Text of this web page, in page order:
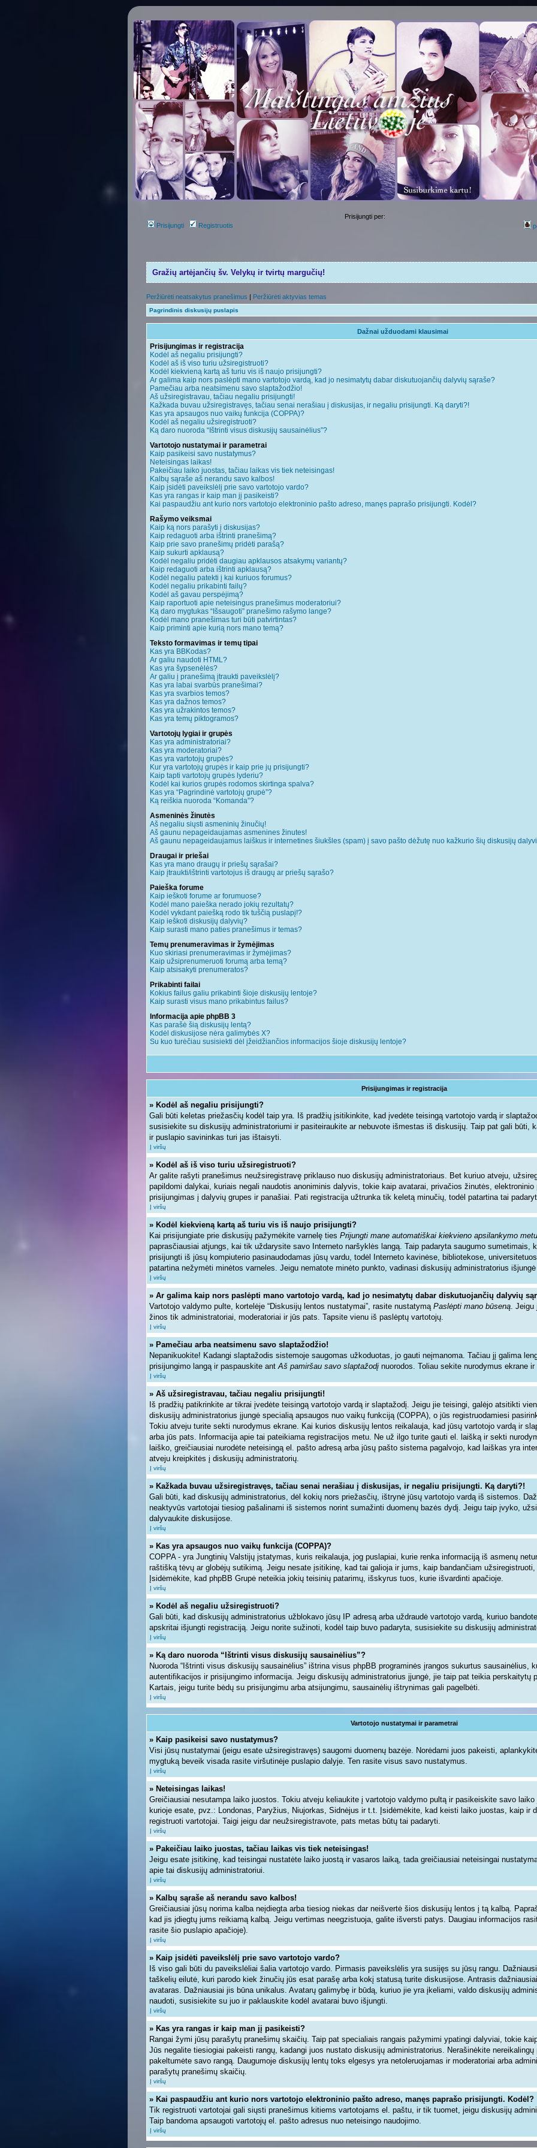
Prisijungti Registruotis
Prisijungti per:
Gražių artėjančių šv. Velykų ir tvirtų margučių!
Peržiūrėti neatsakytus pranešimus | Peržiūrėti aktyvias temas
Pagrindinis diskusijų puslapis
Dažnai užduodami klausimai
Prisijungimas ir registracija
Kodėl aš negaliu prisijungti?
Kodėl aš iš viso turiu užsiregistruoti?
Kodėl kiekvieną kartą aš turiu vis iš naujo prisijungti?
Ar galima kaip nors paslėpti mano vartotojo vardą, kad jo nesimatytų dabar diskutuojančių dalyvių sąraše?
Pamečiau arba neatsimenu savo slaptažodžio!
Aš užsiregistravau, tačiau negaliu prisijungti!
Kažkada buvau užsiregistravęs, tačiau senai nerašiau į diskusijas, ir negaliu prisijungti. Ką daryti?!
Kas yra apsaugos nuo vaikų funkcija (COPPA)?
Kodėl aš negaliu užsiregistruoti?
Ką daro nuoroda “Ištrinti visus diskusijų sausainėlius”?
Vartotojo nustatymai ir parametrai
Kaip pasikeisi savo nustatymus?
Neteisingas laikas!
Pakeičiau laiko juostas, tačiau laikas vis tiek neteisingas!
Kalbų sąraše aš nerandu savo kalbos!
Kaip įsidėti paveikslėlį prie savo vartotojo vardo?
Kas yra rangas ir kaip man jį pasikeisti?
Kai paspaudžiu ant kurio nors vartotojo elektroninio pašto adreso, manęs paprašo prisijungti. Kodėl?
Rašymo veiksmai
Kaip ką nors parašyti į diskusijas?
Kaip redaguoti arba ištrinti pranešimą?
Kaip prie savo pranešimų pridėti parašą?
Kaip sukurti apklausą?
Kodėl negaliu pridėti daugiau apklausos atsakymų variantų?
Kaip redaguoti arba ištrinti apklausą?
Kodėl negaliu patekti į kai kuriuos forumus?
Kodėl negaliu prikabinti failų?
Kodėl aš gavau perspėjimą?
Kaip raportuoti apie neteisingus pranešimus moderatoriui?
Ką daro mygtukas “Išsaugoti” pranešimo rašymo lange?
Kodėl mano pranešimas turi būti patvirtintas?
Kaip priminti apie kurią nors mano temą?
Teksto formavimas ir temų tipai
Kas yra BBKodas?
Ar galiu naudoti HTML?
Kas yra šypsenėlės?
Ar galiu į pranešimą įtraukti paveikslėlį?
Kas yra labai svarbūs pranešimai?
Kas yra svarbios temos?
Kas yra dažnos temos?
Kas yra užrakintos temos?
Kas yra temų piktogramos?
Vartotojų lygiai ir grupės
Kas yra administratoriai?
Kas yra moderatoriai?
Kas yra vartotojų grupės?
Kur yra vartotojų grupės ir kaip prie jų prisijungti?
Kaip tapti vartotojų grupės lyderiu?
Kodėl kai kurios grupės rodomos skirtinga spalva?
Kas yra “Pagrindinė vartotojų grupė”?
Ką reiškia nuoroda “Komanda”?
Asmeninės žinutės
Aš negaliu siųsti asmeninių žinučių!
Aš gaunu nepageidaujamas asmenines žinutes!
Aš gaunu nepageidaujamus laiškus ir internetines šiukšles (spam) į savo pašto dėžutę nuo kažkurio šių diskusijų
Draugai ir priešai
Kas yra mano draugų ir priešų sąrašai?
Kaip įtraukti/ištrinti vartotojus iš draugų ar priešų sąrašo?
Paieška forume
Kaip ieškoti forume ar forumuose?
Kodėl mano paieška nerado jokių rezultatų?
Kodėl vykdant paiešką rodo tik tuščią puslapį!?
Kaip ieškoti diskusijų dalyvių?
Kaip surasti mano paties pranešimus ir temas?
Temų prenumeravimas ir žymėjimas
Kuo skiriasi prenumeravimas ir žymėjimas?
Kaip užsiprenumeruoti forumą arba temą?
Kaip atsisakyti prenumeratos?
Prikabinti failai
Kokius failus galiu prikabinti šioje diskusijų lentoje?
Kaip surasti visus mano prikabintus failus?
Informacija apie phpBB 3
Kas parašė šią diskusijų lentą?
Kodėl diskusijose nėra galimybės X?
Su kuo turėčiau susisiekti dėl įžeidžiančios informacijos šioje diskusijų lentoje?
Prisijungimas ir registracija
» Kodėl aš negaliu prisijungti?
Gali būti keletas priežasčių kodėl taip yra. Iš pradžių įsitikinkite, kad įvedėte teisingą vartotojo vardą ir
susisiekite su diskusijų administratoriumi ir pasiteiraukite ar nebuvote išmestas iš diskusijų. Taip pat gali būti,
ir puslapio savininkas turi jas ištaisyti.
Į viršų
» Kodėl aš iš viso turiu užsiregistruoti?
Ar galite rašyti pranešimus neužsiregistravę priklauso nuo diskusijų administratoriaus. Bet kuriuo atveju,
papildomi dalykai, kuriais negali naudotis anoniminis dalyvis, tokie kaip avatarai, privačios žinutės,
prisijungimas į dalyvių grupes ir panašiai. Pati registracija užtrunka tik keletą minučių, todėl patartina tai
Į viršų
» Kodėl kiekvieną kartą aš turiu vis iš naujo prisijungti?
Kai prisijungiate prie diskusijų pažymėkite varnelę ties Prijungti mane automatiškai kiekvieno apsilankymo metu
paprasčiausiai atjungs, kai tik uždarysite savo Interneto naršyklės langą. Taip padaryta saugumo sumetimais,
prisijungti iš jūsų kompiuterio pasinaudodamas jūsų vardu, todėl Interneto kavinėse, bibliotekose,
patartina nežymėti minėtos varneles. Jeigu nematote minėto punkto, vadinasi diskusijų administratorius
Į viršų
» Ar galima kaip nors paslėpti mano vartotojo vardą, kad jo nesimatytų dabar diskutuojančių dalyvių
Vartotojo valdymo pulte, kortelėje “Diskusijų lentos nustatymai”, rasite nustatymą Paslėpti mano būseną. Jeigu
žinos tik administratoriai, moderatoriai ir jūs pats. Tapsite vienu iš paslėptų vartotojų.
Į viršų
» Pamečiau arba neatsimenu savo slaptažodžio!
Nepanikuokite! Kadangi slaptažodis sistemoje saugomas užkoduotas, jo gauti neįmanoma. Tačiau jį galima
prisijungimo langą ir paspauskite antAš pamiršau savo slaptažodį nuorodos. Toliau sekite nurodymus ekrane
Į viršų
» Aš užsiregistravau, tačiau negaliu prisijungti!
Iš pradžių patikrinkite ar tikrai įvedėte teisingą vartotojo vardą ir slaptažodį. Jeigu jie teisingi, galėjo atsitikti
diskusijų administratorius įjungė specialią apsaugos nuo vaikų funkciją (COPPA), o jūs registruodamiesi
Tokiu atveju turite sekti nurodymus ekrane. Kai kurios diskusijų lentos reikalauja, kad jūsų vartotojo vardą ir
arba jūs pats. Informacija apie tai pateikiama registracijos metu. Ne už ilgo turite gauti el. laišką ir sekti
laiško, greičiausiai nurodėte neteisingą el. pašto adresą arba jūsų pašto sistema pagalvojo, kad laiškas yra
atveju kreipkitės į diskusijų administratorių.
Į viršų
» Kažkada buvau užsiregistravęs, tačiau senai nerašiau į diskusijas, ir negaliu prisijungti. Ką daryti?!
Gali būti, kad diskusijų administratorius, dėl kokių nors priežasčių, ištrynė jūsų vartotojo vardą iš sistemos.
neaktyvūs vartotojai tiesiog pašalinami iš sistemos norint sumažinti duomenų bazės dydį. Jeigu taip įvyko,
dalyvaukite diskusijose.
Į viršų
» Kas yra apsaugos nuo vaikų funkcija (COPPA)?
COPPA - yra Jungtinių Valstijų įstatymas, kuris reikalauja, jog puslapiai, kurie renka informaciją iš asmenų
raštišką tėvų ar globėjų sutikimą. Jeigu nesate įsitikinę, kad tai galioja ir jums, kaip bandančiam
Įsidėmėkite, kad phpBB Grupė neteikia jokių teisinių patarimų, išskyrus tuos, kurie išvardinti apačioje.
Į viršų
» Kodėl aš negaliu užsiregistruoti?
Gali būti, kad diskusijų administratorius užblokavo jūsų IP adresą arba uždraudė vartotojo vardą, kuriuo
apskritai išjungti registraciją. Jeigu norite sužinoti, kodėl taip buvo padaryta, susisiekite su diskusijų
Į viršų
» Ką daro nuoroda “Ištrinti visus diskusijų sausainėlius”?
Nuoroda “Ištrinti visus diskusijų sausainėlius” ištrina visus phpBB programinės įrangos sukurtus sausainėlius,
autentifikacijos ir prisijungimo informacija. Jeigu diskusijų administratorius įjungė, jie taip pat teikia perskaitytų
Kartais, jeigu turite bėdų su prisijungimu arba atsijungimu, sausainėlių ištrynimas gali pagelbėti.
Į viršų
Vartotojo nustatymai ir parametrai
» Kaip pasikeisi savo nustatymus?
Visi jūsų nustatymai (jeigu esate užsiregistravęs) saugomi duomenų bazėje. Norėdami juos pakeisti,
mygtuką beveik visada rasite viršutinėje puslapio dalyje. Ten rasite visus savo nustatymus.
Į viršų
» Neteisingas laikas!
Greičiausiai nesutampa laiko juostos. Tokiu atveju keliaukite į vartotojo valdymo pultą ir pasikeiskite savo
kurioje esate, pvz.: Londonas, Paryžius, Niujorkas, Sidnėjus ir t.t. Įsidėmėkite, kad keisti laiko juostas, kaip ir
registruoti vartotojai. Taigi jeigu dar neužsiregistravote, pats metas būtų tai padaryti.
Į viršų
» Pakeičiau laiko juostas, tačiau laikas vis tiek neteisingas!
Jeigu esate įsitikinę, kad teisingai nustatėte laiko juostą ir vasaros laiką, tada greičiausiai neteisingai
apie tai diskusijų administratoriui.
Į viršų
» Kalbų sąraše aš nerandu savo kalbos!
Greičiausiai jūsų norima kalba neįdiegta arba tiesiog niekas dar neišvertė šios diskusijų lentos į tą kalbą.
kad jis įdiegtų jums reikiamą kalbą. Jeigu vertimas neegzistuoja, galite išversti patys. Daugiau informacijos
rasite šio puslapio apačioje).
Į viršų
» Kaip įsidėti paveikslėlį prie savo vartotojo vardo?
Iš viso gali būti du paveikslėliai šalia vartotojo vardo. Pirmasis paveikslėlis yra susijęs su jūsų rangu.
taškelių eilutė, kuri parodo kiek žinučių jūs esat parašę arba kokį statusą turite diskusijose. Antrasis
avataras. Dažniausiai jis būna unikalus. Avatarų galimybę ir būdą, kuriuo jie yra įkeliami, valdo diskusijų
naudoti, susisiekite su juo ir paklauskite kodėl avatarai buvo išjungti.
Į viršų
» Kas yra rangas ir kaip man jį pasikeisti?
Rangai žymi jūsų parašytų pranešimų skaičių. Taip pat specialiais rangais pažymimi ypatingi dalyviai, tokie
Jūs negalite tiesiogiai pakeisti rangų, kadangi juos nustato diskusijų administratorius. Nerašinėkite
pakeltumėte savo rangą. Daugumoje diskusijų lentų toks elgesys yra netoleruojamas ir moderatoriai arba
parašytų pranešimų skaičių.
Į viršų
» Kai paspaudžiu ant kurio nors vartotojo elektroninio pašto adreso, manęs paprašo prisijungti. Kodėl?
Tik registruoti vartotojai gali siųsti pranešimus kitiems vartotojams el. paštu, ir tik tuomet, jeigu diskusijų
Taip bandoma apsaugoti vartotojų el. pašto adresus nuo neteisingo naudojimo.
Į viršų